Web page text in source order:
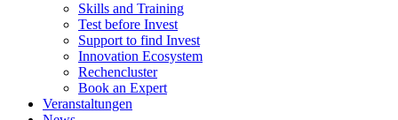
Skills and Training
Test before Invest
Support to find Invest
Innovation Ecosystem
Rechencluster​
Book an Expert
Veranstaltungen